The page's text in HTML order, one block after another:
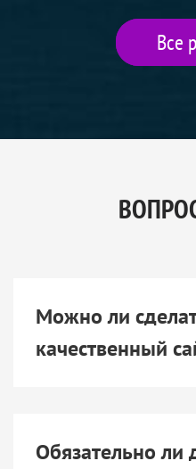
Все
Можно ли
качественный
Обязательно ли